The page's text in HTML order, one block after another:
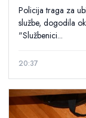
Policija traga za
službe, dogodila
"Službenici...
20:37